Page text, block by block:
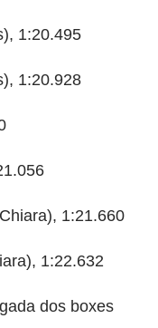
1:20.495
1:20.928
1:21.660
1:22.632
dos boxes